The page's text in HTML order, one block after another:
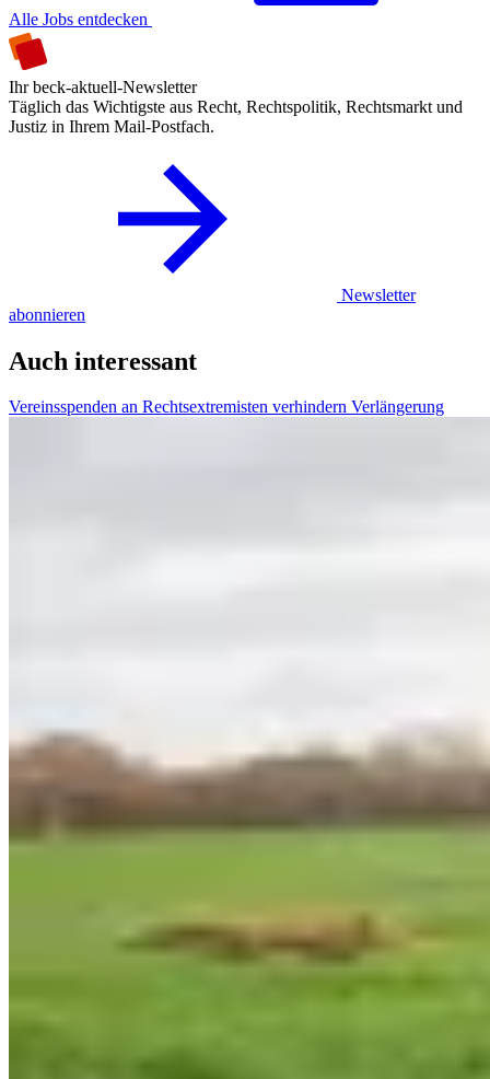
Alle Jobs entdecken
Ihr beck-aktuell-Newsletter
Täglich das Wichtigste aus Recht, Rechtspolitik, Rechtsmarkt und
Justiz in Ihrem Mail-Postfach.
Newsletter
abonnieren
Auch interessant
Vereinsspenden an Rechtsextremisten verhindern Verlängerung